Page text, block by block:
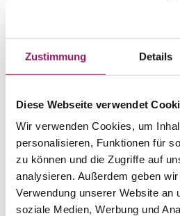
Zustimmung Details
Diese Webseite verwendet
Wir verwenden Cookies, um
personalisieren, Funktionen für
zu können und die Zugriffe auf
analysieren. Außerdem geben
Verwendung unserer Website an
soziale Medien, Werbung und
vitality, and pain during sex can
At Rosenpark Klinik, women
specialist physicians who will
discreet counseling and who
surgery. Sometimes only minor
necessary – and you are once
most intimate parts of your
Intimate aesthetics –
Aesthetic corrections of the
[more]
Intimate aesthetics –
Aesthetic corrections of the